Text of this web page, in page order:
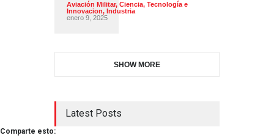
Aviación Militar, Ciencia, Tecnología e
Innovacion, Industria
enero 9, 2025
SHOW MORE
Latest Posts
Comparte esto: